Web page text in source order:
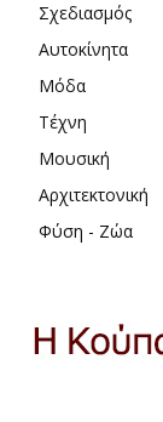
Σχεδιασμός
Αυτοκίνητα
Μόδα
Τέχνη
Μουσική
Αρχιτεκτονική
Φύση - Ζώα